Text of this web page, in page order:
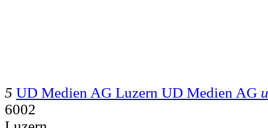
5 UD Medien AG Luzern UD Medien AG
6002